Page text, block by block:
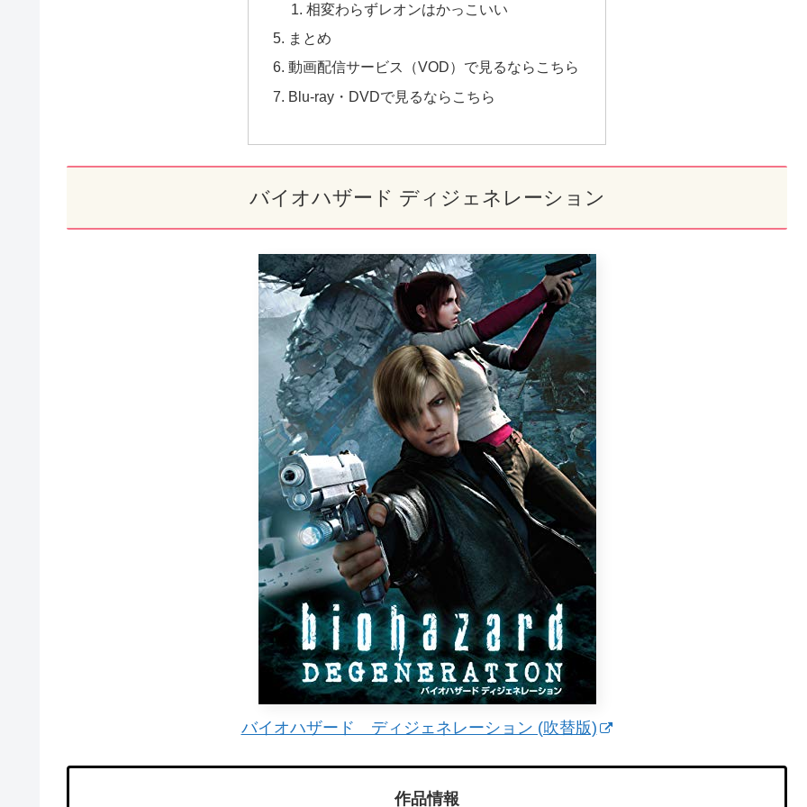
相変わらずレオンはかっこいい
まとめ
動画配信サービス（VOD）で見るならこちら
Blu-ray・DVDで見るならこちら
バイオハザード ディジェネレーション
バイオハザード ディジェネレーション (吹替版)
作品情報